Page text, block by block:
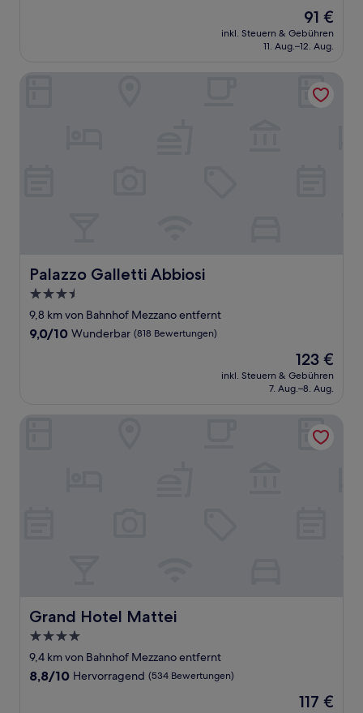
Der
Preis
beträgt
91 €
inkl. Steuern & Gebühren
11. Aug.–12. Aug.
Palazzo Galletti Abbiosi
Palazzo Galletti Abbiosi
3.5-
Sterne-
Unterkunft
9,8 km von Bahnhof Mezzano entfernt
9.0
9,0/10 Wunderbar (818 Bewertungen)
Der
Preis
beträgt
123 €
inkl. Steuern & Gebühren
7. Aug.–8. Aug.
Grand Hotel Mattei
Grand Hotel Mattei
4.0-
Sterne-
Unterkunft
9,4 km von Bahnhof Mezzano entfernt
8.8
8,8/10 Hervorragend (534 Bewertungen)
Der
117 €